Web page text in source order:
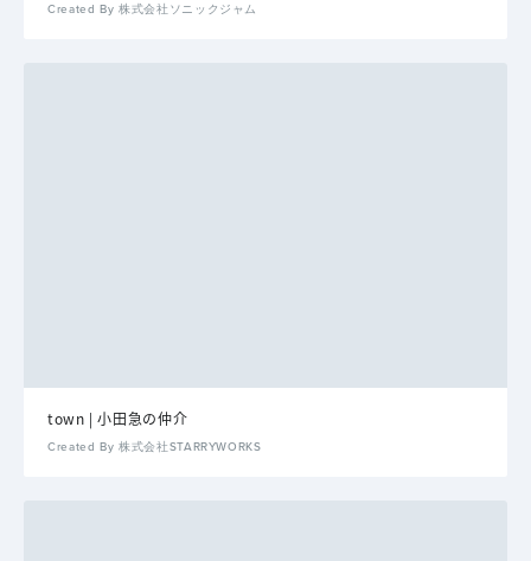
Created By 株式会社ソニックジャム
town | 小田急の仲介
Created By 株式会社STARRYWORKS